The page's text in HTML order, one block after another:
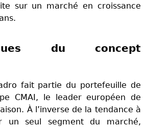
sur un marché en croissance
du concept
fait partie du portefeuille de
CMAI, le leader européen de
À l’inverse de la tendance à
un seul segment du marché,